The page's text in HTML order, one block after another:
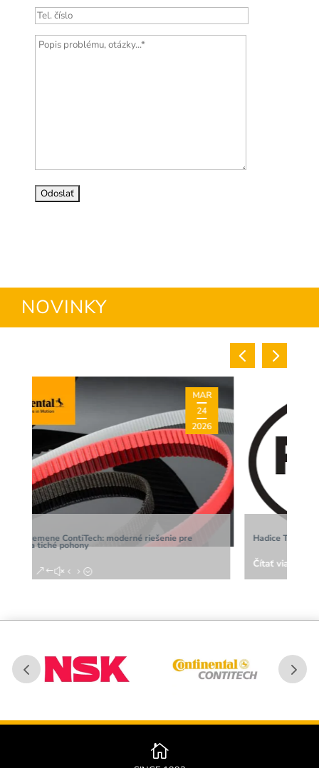
NOVINKY
2026
riešenie pre Hadice TPE BLOW – efektívny rozvod
